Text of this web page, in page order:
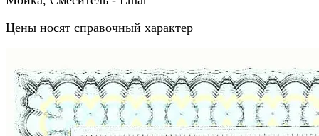
Цены носят справочный характер